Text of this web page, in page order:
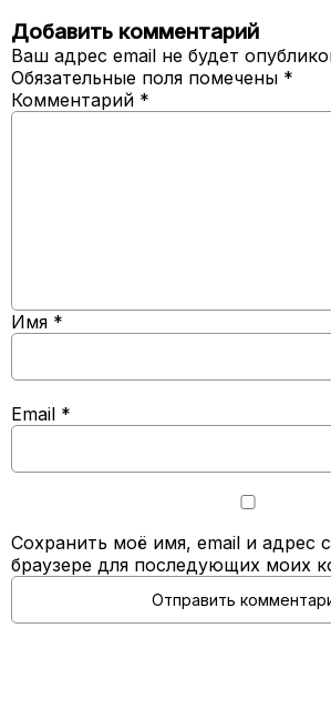
Добавить комментарий
Ваш адрес email не будет
Обязательные поля помечены *
Комментарий *
Имя *
Email *
Сохранить моё имя, email и адрес
браузере для последующих моих